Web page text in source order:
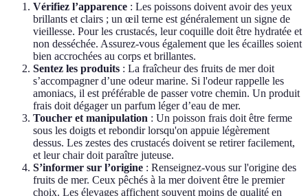
Vérifiez l’apparence : Les poissons doivent avoir des yeux
brillants et clairs ; un œil terne est généralement un signe de
vieillesse. Pour les crustacés, leur coquille doit être hydratée et
non desséchée. Assurez-vous également que les écailles soient
bien accrochées au corps et brillantes.
Sentez les produits : La fraîcheur des fruits de mer doit
s’accompagner d’une odeur marine. Si l'odeur rappelle les
amoniacs, il est préférable de passer votre chemin. Un produit
frais doit dégager un parfum léger d’eau de mer.
Toucher et manipulation : Un poisson frais doit être ferme
sous les doigts et rebondir lorsqu'on appuie légèrement
dessus. Les zestes des crustacés doivent se retirer facilement,
et leur chair doit paraître juteuse.
S’informer sur l’origine : Renseignez-vous sur l'origine des
fruits de mer. Ceux pêchés à la mer doivent être le premier
choix. Les élevages affichent souvent moins de qualité en